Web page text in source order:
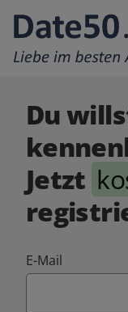
Du
Jetzt
E-Mail